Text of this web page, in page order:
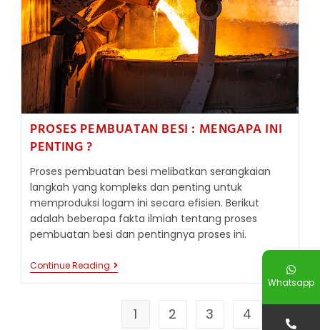
PROSES PEMBUATAN BESI : MENGAPA INI
PENTING ?
Proses pembuatan besi melibatkan serangkaian
langkah yang kompleks dan penting untuk
memproduksi logam ini secara efisien. Berikut
adalah beberapa fakta ilmiah tentang proses
pembuatan besi dan pentingnya proses ini.
Continue Reading PROSES
PEMBUATAN
MENGAPA
1 2 3 4
Whatsapp